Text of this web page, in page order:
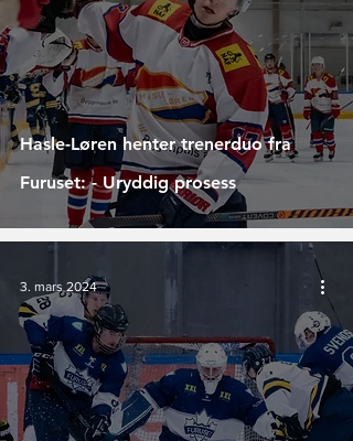
Hasle-Løren henter trenerduo fra
Furuset: - Uryddig prosess
3. mars 2024